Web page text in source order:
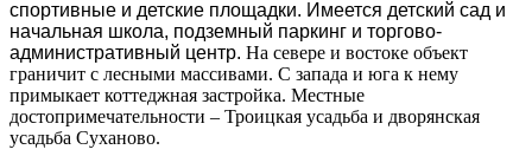
спортивные и детские площадки. Имеется детский сад и
начальная школа, подземный паркинг и торгово-
административный центр. На севере и востоке объект
граничит с лесными массивами. С запада и юга к нему
примыкает коттеджная застройка. Местные
достопримечательности – Троицкая усадьба и дворянская
усадьба Суханово.